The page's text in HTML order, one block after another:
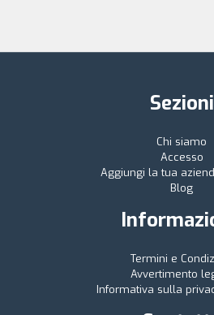
Sezioni
Chi siamo
Accesso
Aggiungi la tua
Blog
Termini e
Avvertimento
Informativa sulla